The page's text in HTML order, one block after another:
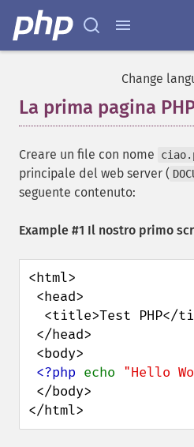
Change
La prima pagina
Creare un file con nome
principale del web server (
seguente contenuto:
Example #1 Il nostro primo
<html>
<?php echo "Hello
</html>